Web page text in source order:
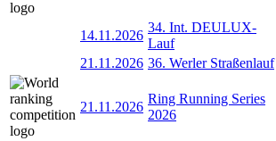
14.11.2026
34. Int. DEULUX-
Lauf
21.11.2026 36. Werler Straßenlauf
21.11.2026
Ring Running Series
2026